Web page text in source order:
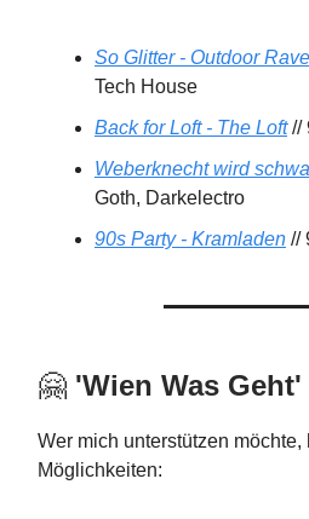
So Glitter - Outdoor
Tech House
Back for Loft - The Loft//
Weberknecht wird
Goth, Darkelectro
90s Party - Kramladen //
🤗 'Wien Was Geht'
Wer mich unterstützen möchte,
Möglichkeiten: